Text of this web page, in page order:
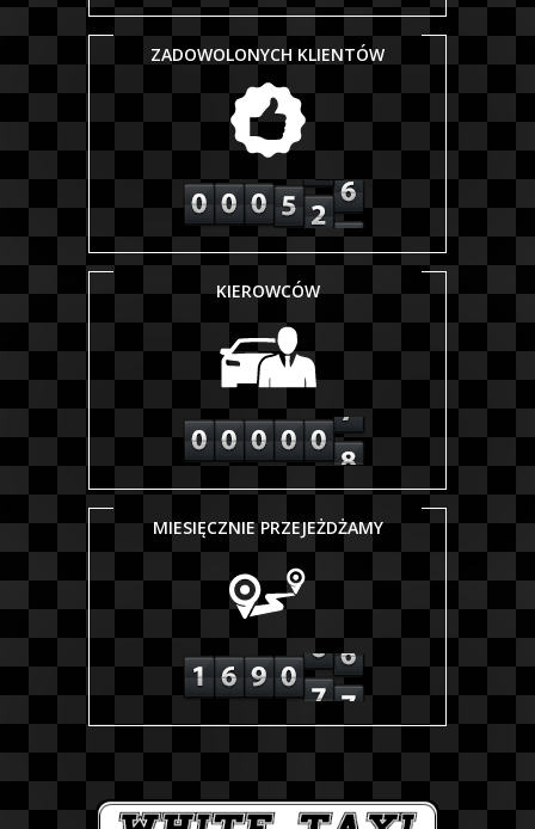
ZADOWOLONYCH KLIENTÓW
KIEROWCÓW
MIESIĘCZNIE PRZEJEŻDŻAMY